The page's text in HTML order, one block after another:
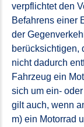
verpflichtet den
Befahrens einer
der
berücksichtigen,
nicht dadurch
Fahrzeug ein
sich um ein-
gilt auch, wenn
m) ein Motorrad